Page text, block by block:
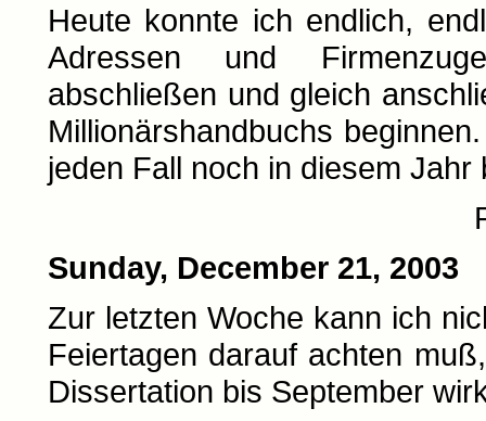
Heute konnte ich endlich,
Adressen und
abschließen und gleich
Millionärshandbuchs
jeden Fall noch in diesem Jahr
Sunday, December 21, 2003
Zur letzten Woche kann ich
Feiertagen darauf achten
Dissertation bis September